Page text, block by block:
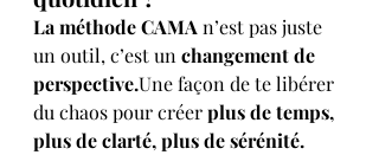
La méthode CAMA n’est pas juste
un outil, c’est un changement de
perspective.Une façon de te libérer
du chaos pour créer plus de temps,
plus de clarté, plus de sérénité.